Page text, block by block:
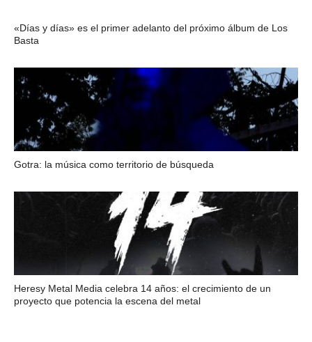
«Días y días» es el primer adelanto del próximo álbum de Los
Basta
Gotra: la música como territorio de búsqueda
Heresy Metal Media celebra 14 años: el crecimiento de un
proyecto que potencia la escena del metal